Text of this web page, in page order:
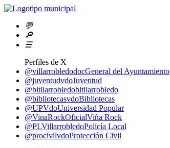
💬
🔎
☰
Perfiles de X
@villarrobledodocGeneral del Ayuntamiento
@juventudvdoJuventud
@bitllarrobledobitllarrobledo
@bibliotecasvdoBibliotecas
@UPVdoUniversidad Popular
@VinaRockOficialViña Rock
@PLVillarrobledoPolicía Local
@procivilvdoProtección Civil